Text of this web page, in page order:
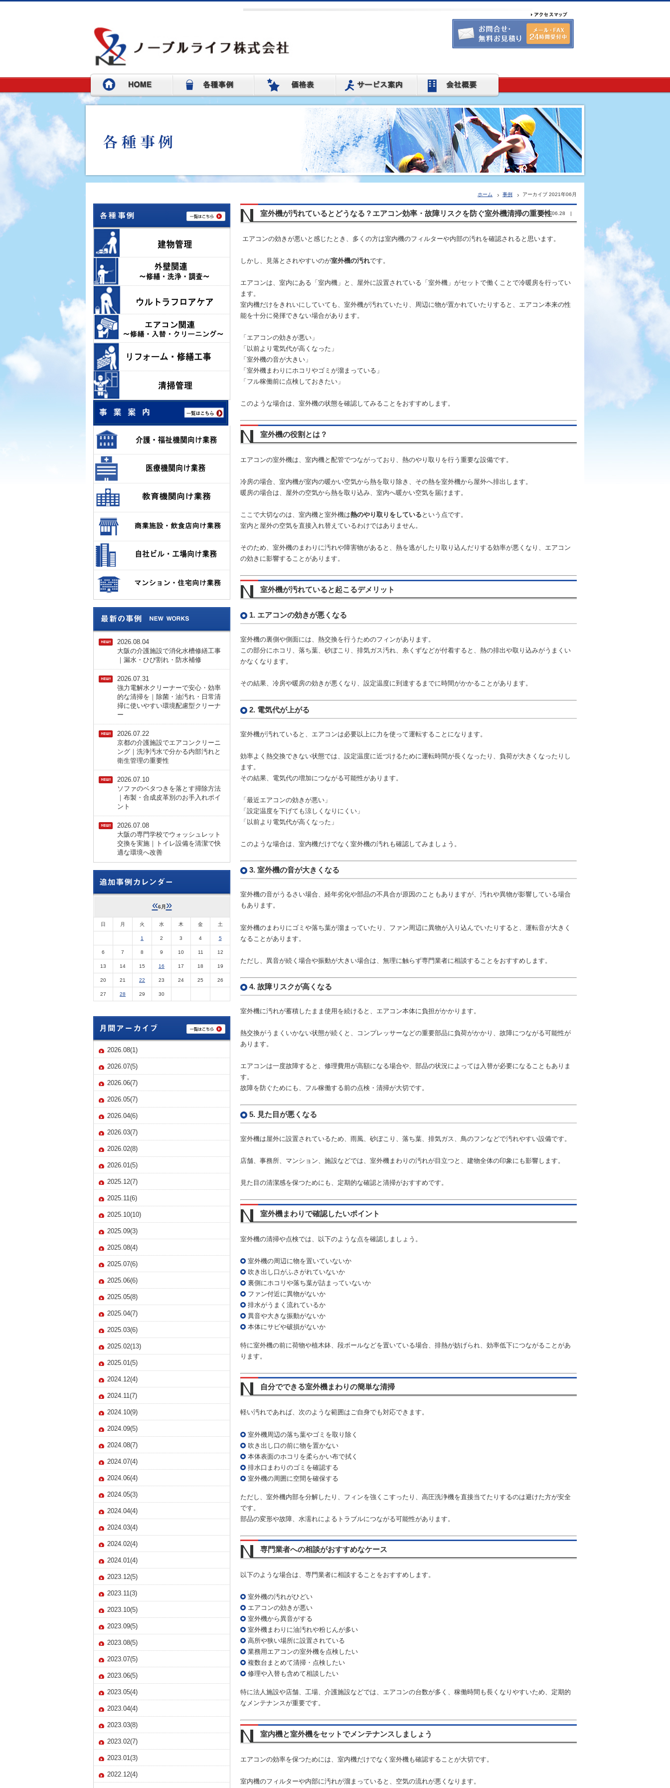
ホーム 事例 アーカイブ 2021年06月
室外機が汚れているとどうなる？エアコン効率・故障リスクを防ぐ室外機清掃の重要性2021.06.28 |
エアコンの効きが悪いと感じたとき、多くの方は室内機のフィルターや内部の汚れを確認されると思います。
しかし、見落とされやすいのが室外機の汚れです。
エアコンは、室内にある「室内機」と、屋外に設置されている「室外機」がセットで働くことで冷暖房を行ってい
ます。
室内機だけをきれいにしていても、室外機が汚れていたり、周辺に物が置かれていたりすると、エアコン本来の性
能を十分に発揮できない場合があります。
「エアコンの効きが悪い」
「以前より電気代が高くなった」
「室外機の音が大きい」
「室外機まわりにホコリやゴミが溜まっている」
「フル稼働前に点検しておきたい」
このような場合は、室外機の状態を確認してみることをおすすめします。
室外機の役割とは？
エアコンの室外機は、室内機と配管でつながっており、熱のやり取りを行う重要な設備です。
冷房の場合、室内機が室内の暖かい空気から熱を取り除き、その熱を室外機から屋外へ排出します。
暖房の場合は、屋外の空気から熱を取り込み、室内へ暖かい空気を届けます。
ここで大切なのは、室内機と室外機は熱のやり取りをしている という点です。
室内と屋外の空気を直接入れ替えているわけではありません。
そのため、室外機のまわりに汚れや障害物があると、熱を逃がしたり取り込んだりする効率が悪くなり、エアコン
の効きに影響することがあります。
室外機が汚れていると起こるデメリット
1. エアコンの効きが悪くなる
室外機の裏側や側面には、熱交換を行うためのフィンがあります。
この部分にホコリ、落ち葉、砂ぼこり、排気ガス汚れ、糸くずなどが付着すると、熱の排出や取り込みがうまくい
かなくなります。
その結果、冷房や暖房の効きが悪くなり、設定温度に到達するまでに時間がかかることがあります。
2. 電気代が上がる
室外機が汚れていると、エアコンは必要以上に力を使って運転することになります。
効率よく熱交換できない状態では、設定温度に近づけるために運転時間が長くなったり、負荷が大きくなったりし
ます。
その結果、電気代の増加につながる可能性があります。
「最近エアコンの効きが悪い」
「設定温度を下げても涼しくなりにくい」
「以前より電気代が高くなった」
このような場合は、室内機だけでなく室外機の汚れも確認してみましょう。
3. 室外機の音が大きくなる
室外機の音がうるさい場合、経年劣化や部品の不具合が原因のこともありますが、汚れや異物が影響している場合
もあります。
室外機のまわりにゴミや落ち葉が溜まっていたり、ファン周辺に異物が入り込んでいたりすると、運転音が大きく
なることがあります。
ただし、異音が続く場合や振動が大きい場合は、無理に触らず専門業者に相談することをおすすめします。
4. 故障リスクが高くなる
室外機に汚れが蓄積したまま使用を続けると、エアコン本体に負担がかかります。
熱交換がうまくいかない状態が続くと、コンプレッサーなどの重要部品に負荷がかかり、故障につながる可能性が
あります。
エアコンは一度故障すると、修理費用が高額になる場合や、部品の状況によっては入替が必要になることもありま
す。
故障を防ぐためにも、フル稼働する前の点検・清掃が大切です。
5. 見た目が悪くなる
室外機は屋外に設置されているため、雨風、砂ぼこり、落ち葉、排気ガス、鳥のフンなどで汚れやすい設備です。
店舗、事務所、マンション、施設などでは、室外機まわりの汚れが目立つと、建物全体の印象にも影響します。
見た目の清潔感を保つためにも、定期的な確認と清掃がおすすめです。
室外機まわりで確認したいポイント
室外機の清掃や点検では、以下のような点を確認しましょう。
室外機の周辺に物を置いていないか
吹き出し口がふさがれていないか
裏側にホコリや落ち葉が詰まっていないか
ファン付近に異物がないか
排水がうまく流れているか
異音や大きな振動がないか
本体にサビや破損がないか
特に室外機の前に荷物や植木鉢、段ボールなどを置いている場合、排熱が妨げられ、効率低下につながることがあ
ります。
自分でできる室外機まわりの簡単な清掃
軽い汚れであれば、次のような範囲はご自身でも対応できます。
室外機周辺の落ち葉やゴミを取り除く
吹き出し口の前に物を置かない
本体表面のホコリを柔らかい布で拭く
排水口まわりのゴミを確認する
室外機の周囲に空間を確保する
ただし、室外機内部を分解したり、フィンを強くこすったり、高圧洗浄機を直接当てたりするのは避けた方が安全
です。
部品の変形や故障、水濡れによるトラブルにつながる可能性があります。
専門業者への相談がおすすめなケース
以下のような場合は、専門業者に相談することをおすすめします。
室外機の汚れがひどい
エアコンの効きが悪い
室外機から異音がする
室外機まわりに油汚れや粉じんが多い
高所や狭い場所に設置されている
業務用エアコンの室外機を点検したい
複数台まとめて清掃・点検したい
修理や入替も含めて相談したい
特に法人施設や店舗、工場、介護施設などでは、エアコンの台数が多く、稼働時間も長くなりやすいため、定期的
なメンテナンスが重要です。
室内機と室外機をセットでメンテナンスしましょう
エアコンの効率を保つためには、室内機だけでなく室外機も確認することが大切です。
室内機のフィルターや内部に汚れが溜まっていると、空気の流れが悪くなります。
2026.08.04
大阪の介護施設で消化水槽修繕工事
｜漏水・ひび割れ・防水補修
2026.07.31
強力電解水クリーナーで安心・効率
的な清掃を｜除菌・油汚れ・日常清
掃に使いやすい環境配慮型クリーナ
ー
2026.07.22
京都の介護施設でエアコンクリーニ
ング｜洗浄汚水で分かる内部汚れと
衛生管理の重要性
2026.07.10
ソファのベタつきを落とす掃除方法
｜布製・合成皮革別のお手入れポイ
ント
2026.07.08
大阪の専門学校でウォッシュレット
交換を実施｜トイレ設備を清潔で快
適な環境へ改善
«6月 »
日 月 火 水 木 金 土
1 2 3 4 5
6 7 8 9 10 11 12
13 14 15 16 17 18 19
20 21 22 23 24 25 26
27 28 29 30
2026.08(1)
2026.07(5)
2026.06(7)
2026.05(7)
2026.04(6)
2026.03(7)
2026.02(8)
2026.01(5)
2025.12(7)
2025.11(6)
2025.10(10)
2025.09(3)
2025.08(4)
2025.07(6)
2025.06(6)
2025.05(8)
2025.04(7)
2025.03(6)
2025.02(13)
2025.01(5)
2024.12(4)
2024.11(7)
2024.10(9)
2024.09(5)
2024.08(7)
2024.07(4)
2024.06(4)
2024.05(3)
2024.04(4)
2024.03(4)
2024.02(4)
2024.01(4)
2023.12(5)
2023.11(3)
2023.10(5)
2023.09(5)
2023.08(5)
2023.07(5)
2023.06(5)
2023.05(4)
2023.04(4)
2023.03(8)
2023.02(7)
2023.01(3)
2022.12(4)